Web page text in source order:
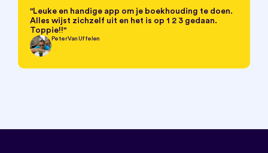
"Leuke en handige app om je boekhouding te doen.
Alles wijst zichzelf uit en het is op 1 2 3 gedaan.
Toppie!!"
Peter Van Uffelen